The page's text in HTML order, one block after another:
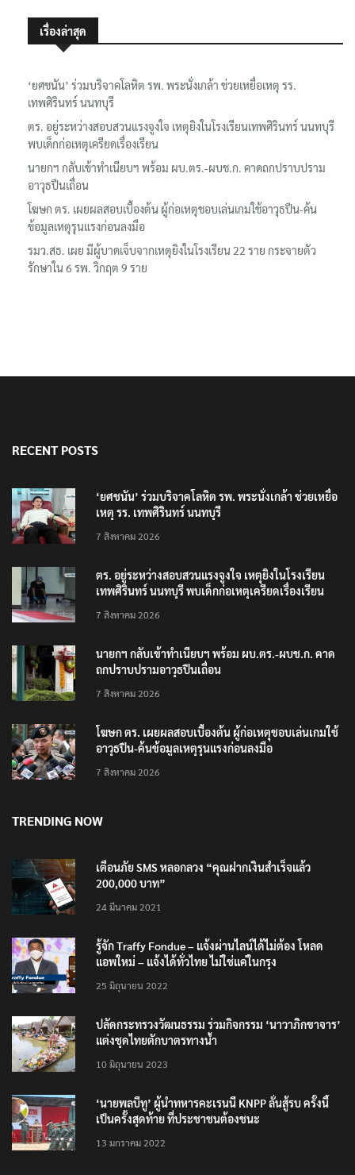
เรื่องล่าสุด
‘ยศชนัน’ ร่วมบริจาคโลหิต รพ. พระนั่งเกล้า ช่วยเหยื่อเหตุ รร.
เทพศิรินทร์ นนทบุรี
ตร. อยู่ระหว่างสอบสวนแรงจูงใจ เหตุยิงในโรงเรียนเทพศิรินทร์ นนทบุรี
พบเด็กก่อเหตุเครียดเรื่องเรียน
นายกฯ กลับเข้าทำเนียบฯ พร้อม ผบ.ตร.-ผบช.ก. คาดถกปราบปราม
อาวุธปืนเถื่อน
โฆษก ตร. เผยผลสอบเบื้องต้น ผู้ก่อเหตุชอบเล่นเกมใช้อาวุธปืน-ค้น
ข้อมูลเหตุรุนแรงก่อนลงมือ
รมว.สธ. เผย มีผู้บาดเจ็บจากเหตุยิงในโรงเรียน 22 ราย กระจายตัว
รักษาใน 6 รพ. วิกฤต 9 ราย
RECENT POSTS
‘ยศชนัน’ ร่วมบริจาคโลหิต รพ. พระนั่งเกล้า ช่วยเหยื่อ
เหตุ รร. เทพศิรินทร์ นนทบุรี
7 สิงหาคม 2026
ตร. อยู่ระหว่างสอบสวนแรงจูงใจ เหตุยิงในโรงเรียน
เทพศิรินทร์ นนทบุรี พบเด็กก่อเหตุเครียดเรื่องเรียน
7 สิงหาคม 2026
นายกฯ กลับเข้าทำเนียบฯ พร้อม ผบ.ตร.-ผบช.ก. คาด
ถกปราบปรามอาวุธปืนเถื่อน
7 สิงหาคม 2026
โฆษก ตร. เผยผลสอบเบื้องต้น ผู้ก่อเหตุชอบเล่นเกมใช้
อาวุธปืน-ค้นข้อมูลเหตุรุนแรงก่อนลงมือ
7 สิงหาคม 2026
TRENDING NOW
เตือนภัย SMS หลอกลวง “คุณฝากเงินสำเร็จแล้ว
200,000 บาท”
24 มีนาคม 2021
รู้จัก Traffy Fondue – แจ้งผ่านไลน์ได้ไม่ต้อง โหลด
แอพใหม่ – แจ้งได้ทั่วไทย ไม่ใช่แค่ในกรุง
25 มิถุนายน 2022
ปลัดกระทรวงวัฒนธรรม ร่วมกิจกรรม ‘นาวาภิกขาจาร’
แต่งชุดไทยตักบาตรทางน้ำ
10 มิถุนายน 2023
‘นายพลบีทู’ ผู้นำทหารคะเรนนี KNPP ลั่นสู้รบ ครั้งนี้
เป็นครั้งสุดท้าย ที่ประชาชนต้องชนะ
13 มกราคม 2022